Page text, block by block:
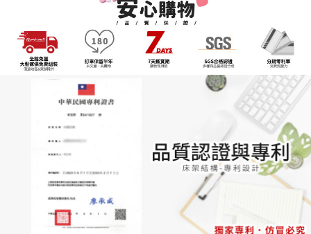
１．透過由恩沛科技股份有限公司提供之「AFTEE先享後付」服務完成之交
易，需依本服務之必要範圍內提供個人資料，並將交易相關給付款項請求債
權轉讓予恩沛科技股份有限公司。
２．關於個人資料處理事宜，請瀏覽以下網址：
https://aftee.tw/terms/#terms3
３．未成年的使用者請事先徵得法定代理人或監護人之同意方可使用
「AFTEE先享後付」，若未經同意申辦者引起之損失，本公司不負相關責
４．使用「AFTEE先享後付」時，將依據個別帳號之用戶狀況，依本公司即
時審查核予不同之上限額度；若仍有額度不足之情形，本公司將視審查結果
請求用戶進行身份認證。
５．嚴禁一人註冊多個帳號或使用他人資訊註冊。若發現惡意使用之情形，
恩沛科技股份有限公司將有權停止該用戶之使用額度並採取法律行動。